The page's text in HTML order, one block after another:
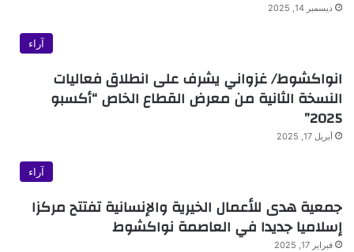
ديسمبر 14, 2025
آراء
انواكشوط/ غزواني يشرف على انطلاق فعاليات
النسخة الثانية من معرض القطاع الخاص “أكسبو
2025”
أبريل 17, 2025
آراء
جمعية هدى للأعمال الخيرية والإنسانية تفتتح مركزا
إسلاميا جديدا في العاصمة نواكشوط
فبراير 17, 2025